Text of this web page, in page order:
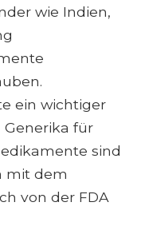
wie Indien,
ein wichtiger
Generika für
sind
mit dem
von der FDA